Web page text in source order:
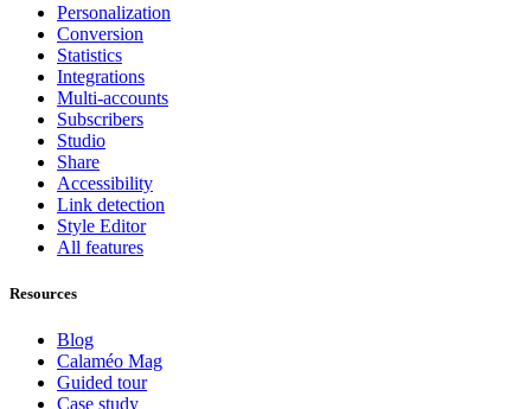
Personalization
Conversion
Statistics
Integrations
Multi-accounts
Subscribers
Studio
Share
Accessibility
Link detection
Style Editor
All features
Resources
Blog
Calaméo Mag
Guided tour
Case study